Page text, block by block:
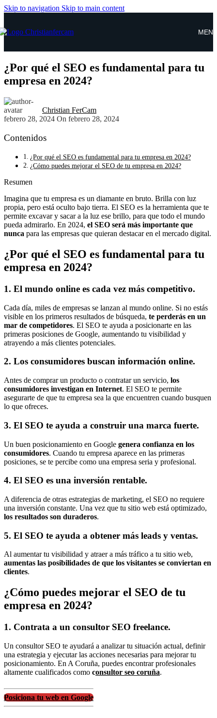
Skip to navigation Skip to main content
¿Por qué el SEO es fundamental para tu
empresa en 2024?
Christian FerCam
febrero 28, 2024 On febrero 28, 2024
Contenidos
¿Por qué el SEO es fundamental para tu empresa en 2024?
¿Cómo puedes mejorar el SEO de tu empresa en 2024?
Resumen
Imagina que tu empresa es un diamante en bruto. Brilla con luz
propia, pero está oculto bajo tierra. El SEO es la herramienta que te
permite excavar y sacar a la luz ese brillo, para que todo el mundo
pueda admirarlo. En 2024, el SEO será más importante que
nunca para las empresas que quieran destacar en el mercado digital.
¿Por qué el SEO es fundamental para tu
empresa en 2024?
1. El mundo online es cada vez más competitivo.
Cada día, miles de empresas se lanzan al mundo online. Si no estás
visible en los primeros resultados de búsqueda, te perderás en un
mar de competidores. El SEO te ayuda a posicionarte en las
primeras posiciones de Google, aumentando tu visibilidad y
atrayendo a más clientes potenciales.
2. Los consumidores buscan información online.
Antes de comprar un producto o contratar un servicio, los
consumidores investigan en Internet. El SEO te permite
asegurarte de que tu empresa sea la que encuentren cuando busquen
lo que ofreces.
3. El SEO te ayuda a construir una marca fuerte.
Un buen posicionamiento en Google genera confianza en los
consumidores. Cuando tu empresa aparece en las primeras
posiciones, se te percibe como una empresa seria y profesional.
4. El SEO es una inversión rentable.
A diferencia de otras estrategias de marketing, el SEO no requiere
una inversión constante. Una vez que tu sitio web está optimizado,
los resultados son duraderos.
5. El SEO te ayuda a obtener más leads y ventas.
Al aumentar tu visibilidad y atraer a más tráfico a tu sitio web,
aumentas las posibilidades de que los visitantes se conviertan en
clientes.
¿Cómo puedes mejorar el SEO de tu
empresa en 2024?
1. Contrata a un consultor SEO freelance.
Un consultor SEO te ayudará a analizar tu situación actual, definir
una estrategia y ejecutar las acciones necesarias para mejorar tu
posicionamiento. En A Coruña, puedes encontrar profesionales
altamente cualificados como consultor seo coruña.
Posiciona tu web en Google